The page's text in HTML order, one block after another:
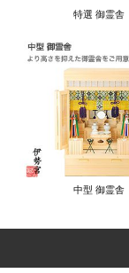
特選 御霊舎
中型 御霊舎